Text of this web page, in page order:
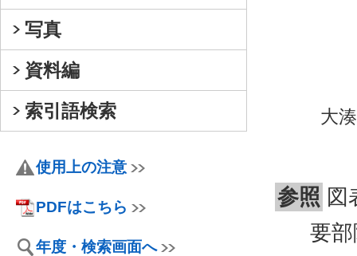
写真
資料編
索引語検索
使用上の注意
PDFはこちら
年度・検索画面へ
大
参照 図
要